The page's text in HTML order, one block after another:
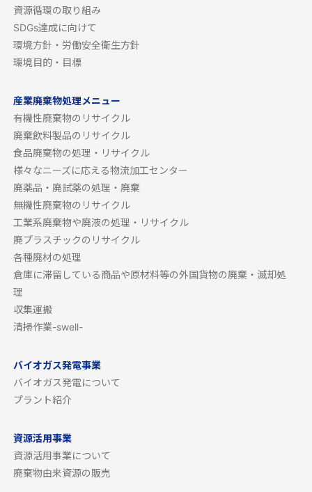
資源循環の取り組み
SDGs達成に向けて
環境方針・労働安全衛生方針
環境目的・目標
産業廃棄物処理メニュー
有機性廃棄物のリサイクル
廃棄飲料製品のリサイクル
食品廃棄物の処理・リサイクル
様々なニーズに応える物流加工センター
廃薬品・廃試薬の処理・廃棄
無機性廃棄物のリサイクル
工業系廃棄物や廃液の処理・リサイクル
廃プラスチックのリサイクル
各種廃材の処理
倉庫に滞留している商品や原材料等の外国貨物の廃棄・滅却処
理
収集運搬
清掃作業-swell-
バイオガス発電事業
バイオガス発電について
プラント紹介
資源活用事業
資源活用事業について
廃棄物由来資源の販売